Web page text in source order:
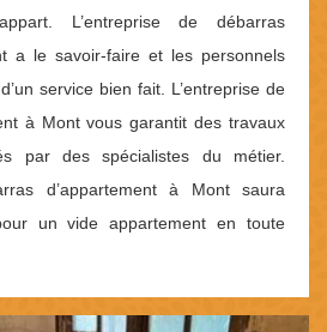
L’entreprise de débarras
a le savoir-faire et les personnels
service bien fait. L’entreprise de
à Mont vous garantit des travaux
par des spécialistes du métier.
d’appartement à Mont saura
un vide appartement en toute